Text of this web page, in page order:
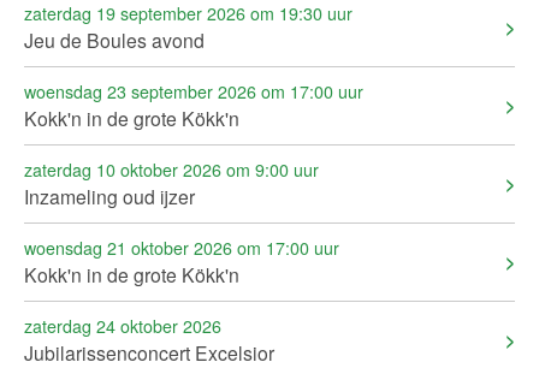
zaterdag 19 september 2026 om 19:30 uur
Jeu de Boules avond
woensdag 23 september 2026 om 17:00 uur
Kokk'n in de grote Kökk'n
zaterdag 10 oktober 2026 om 9:00 uur
Inzameling oud ijzer
woensdag 21 oktober 2026 om 17:00 uur
Kokk'n in de grote Kökk'n
zaterdag 24 oktober 2026
Jubilarissenconcert Excelsior